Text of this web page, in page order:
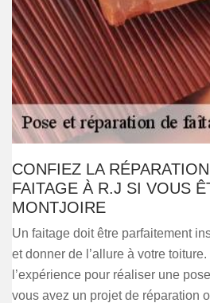
CONFIEZ LA
FAITAGE À R.J SI VOUS
MONTJOIRE
Un faitage doit être parfaitement
et donner de l’allure à votre
l’expérience pour réaliser une
vous avez un projet de réparation